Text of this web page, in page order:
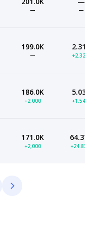
— —
199.0K
—
186.0K
+2,000
171.0K
+2,000